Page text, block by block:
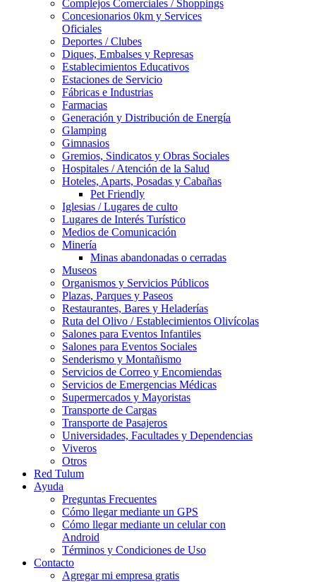
Complejos Comerciales / Shoppings
Concesionarios 0km y Services
Oficiales
Deportes / Clubes
Diques, Embalses y Represas
Establecimientos Educativos
Estaciones de Servicio
Fábricas e Industrias
Farmacias
Generación y Distribución de Energía
Glamping
Gimnasios
Gremios, Sindicatos y Obras Sociales
Hospitales / Atención de la Salud
Hoteles, Aparts, Posadas y Cabañas
Pet Friendly
Iglesias / Lugares de culto
Lugares de Interés Turístico
Medios de Comunicación
Minería
Minas abandonadas o cerradas
Museos
Organismos y Servicios Públicos
Plazas, Parques y Paseos
Restaurantes, Bares y Heladerías
Ruta del Olivo / Establecimientos Olivícolas
Salones para Eventos Infantiles
Salones para Eventos Sociales
Senderismo y Montañismo
Servicios de Correo y Encomiendas
Servicios de Emergencias Médicas
Supermercados y Mayoristas
Transporte de Cargas
Transporte de Pasajeros
Universidades, Facultades y Dependencias
Viveros
Otros
Red Tulum
Ayuda
Preguntas Frecuentes
Cómo llegar mediante un GPS
Cómo llegar mediante un celular con
Android
Términos y Condiciones de Uso
Contacto
Agregar mi empresa gratis